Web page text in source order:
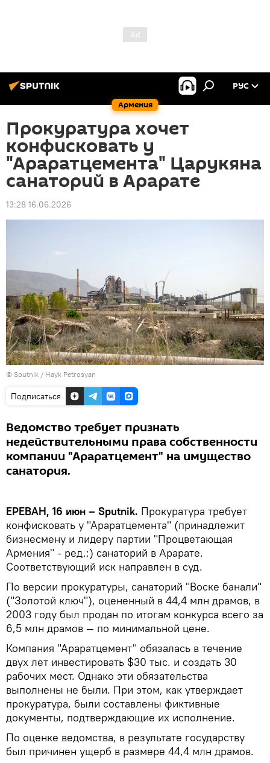
Армения
РУС
Прокуратура хочет
конфисковать у
"Араратцемента" Царукяна
санаторий в Арарате
13:28 16.06.2026
© Sputnik / Hayk Petrosyan
Подписаться
Ведомство требует признать
недействительными права собственности
компании "Араратцемент" на имущество
санатория.
ЕРЕВАН, 16 июн – Sputnik. Прокуратура требует
конфисковать у "Араратцемента" (принадлежит
бизнесмену и лидеру партии "Процветающая
Армения" - ред.:) санаторий в Арарате.
Соответствующий иск направлен в суд.
По версии прокуратуры, санаторий "Воске банали"
("Золотой ключ"), оцененный в 44,4 млн драмов, в
2003 году был продан по итогам конкурса всего за
6,5 млн драмов — по минимальной цене.
Компания "Араратцемент" обязалась в течение
двух лет инвестировать $30 тыс. и создать 30
рабочих мест. Однако эти обязательства
выполнены не были. При этом, как утверждает
прокуратура, были составлены фиктивные
документы, подтверждающие их исполнение.
По оценке ведомства, в результате государству
был причинен ущерб в размере 44,4 млн драмов.